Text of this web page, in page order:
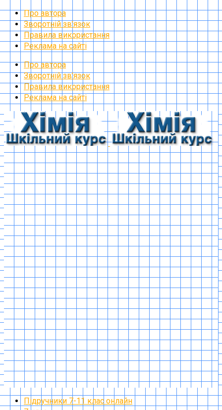
Про автора
Зворотній зв’язок
Правила використання
Реклама на сайті
Про автора
Зворотній зв’язок
Правила використання
Реклама на сайті
Підручники 7-11 клас онлайн